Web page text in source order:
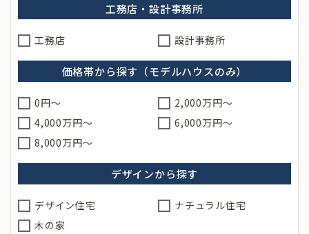
工務店・設計事務所
工務店 設計事務所
価格帯から探す（モデルハウスのみ）
0円～
2,000万円～
4,000万円～
6,000万円～
8,000万円〜
デザインから探す
デザイン住宅
ナチュラル住宅
木の家